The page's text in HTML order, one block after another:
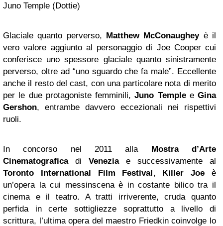
Juno Temple (Dottie)
Glaciale quanto perverso, Matthew McConaugheyè il
vero valore aggiunto al personaggio di Joe Cooper cui
conferisce uno spessore glaciale quanto sinistramente
perverso, oltre ad “uno sguardo che fa male”. Eccellente
anche il resto del cast, con una particolare nota di merito
per le due protagoniste femminili,Juno Templee Gina
Gershon, entrambe davvero eccezionali nei rispettivi
ruoli.
In concorso nel 2011 alla Mostra d’Arte
Cinematograficadi Veneziae successivamente al
Toronto International Film Festival, Killer Joe è
un’opera la cui messinscena è in costante bilico tra il
cinema e il teatro. A tratti irriverente, cruda quanto
perfida in certe sottigliezze soprattutto a livello di
scrittura, l’ultima opera del maestro Friedkin coinvolge lo